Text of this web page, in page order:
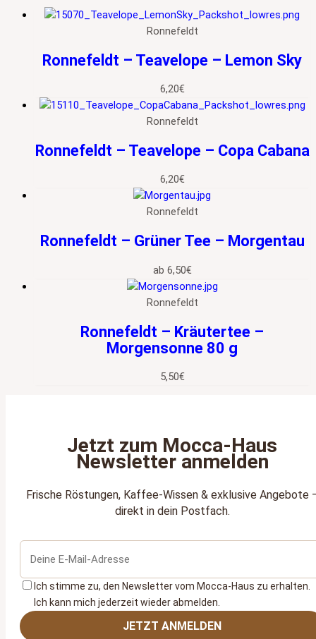
Ronnefeldt
Ronnefeldt – Teavelope – Lemon Sky
6,20€
Ronnefeldt
Ronnefeldt – Teavelope – Copa Cabana
6,20€
Ronnefeldt
Ronnefeldt – Grüner Tee – Morgentau
ab 6,50€
Ronnefeldt
Ronnefeldt – Kräutertee –
Morgensonne 80 g
5,50€
Jetzt zum Mocca‑Haus
Newsletter anmelden
Frische Röstungen, Kaffee‑Wissen & exklusive Angebote
direkt in dein Postfach.
Ich stimme zu, den Newsletter vom Mocca‑Haus zu erhalten.
Ich kann mich jederzeit wieder abmelden.
JETZT ANMELDEN